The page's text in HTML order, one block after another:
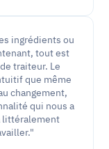
ingrédients ou
tout est
que même
changement,
qui nous a
littéralement